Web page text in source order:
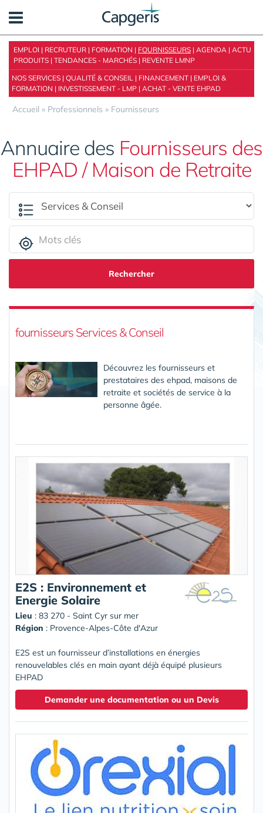
EMPLOI | RECRUTEUR | FORMATION | FOURNISSEURS | AGENDA | ACTU
PRODUITS | TENDANCES - MARCHÉS | REVENTE LMNP
NOS SERVICES | QUALITÉ & CONSEIL | FINANCEMENT | EMPLOI &
FORMATION | INVESTISSEMENT - LMP | ACHAT - VENTE EHPAD
Accueil » Professionnels » Fournisseurs
Annuaire des Fournisseurs des
EHPAD / Maison de Retraite
Rechercher
fournisseurs Services & Conseil
Découvrez les fournisseurs et
prestataires des ehpad, maisons de
retraite et sociétés de service à la
personne âgée.
E2S : Environnement et
Energie Solaire
Lieu : 83 270 - Saint Cyr sur mer
Région : Provence-Alpes-Côte d'Azur
E2S est un fournisseur d’installations en énergies
renouvelables clés en main ayant déjà équipé plusieurs
EHPAD
Demander une documentation ou un Devis